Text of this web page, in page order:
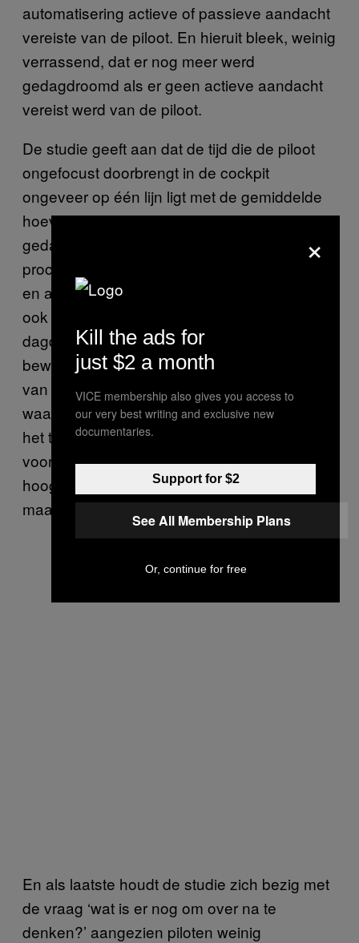
automatisering actieve of passieve aandacht
vereiste van de piloot. En hieruit bleek, weinig
verrassend, dat er nog meer werd
gedagdroomd als er geen actieve aandacht
vereist werd van de piloot.
De studie geeft aan dat de tijd die de piloot
ongefocust doorbrengt in de cockpit
ongeveer op één lijn ligt met de gemiddelde
hoeveelheid tijd die mensen met hun
gedachten dwalen (en niet slapen): 30
procent van de tijd. Dit geldt dus voor piloten
en alle andere mensen. De auteurs geven
ook aan dat de wetenschap suggereert dat
dagdromen een positief effect heeft op ons
bewustzijn, het kan helpen bij het oplossen
van problemen en psychologische
waakzaamheid –hoewel een andere instantie
het tegendeel bewijst. Misschien is het goed
voor de piloot als hij op 12.000 kilometer
hoogte even zijn gedachten laat dwalen,
maar dan moet dat wel goed gaan natuurlijk.
En als laatste houdt de studie zich bezig met
de vraag ‘wat is er nog om over na te
denken?’ aangezien piloten weinig
×
Kill the ads for
just $2 a month
VICE membership also gives you access to
our very best writing and exclusive new
documentaries.
Support for $2
See All Membership Plans
Or, continue for free